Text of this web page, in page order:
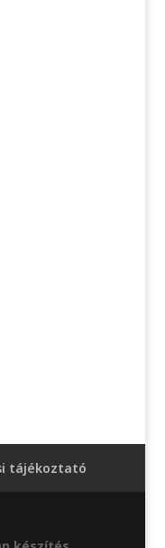
tájékoztató